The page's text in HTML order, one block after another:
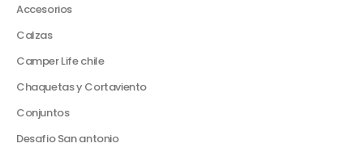
Accesorios
Calzas
Camper Life chile
Chaquetas y Cortaviento
Conjuntos
Desafio San antonio